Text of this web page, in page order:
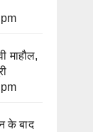
माहौल,
के बाद